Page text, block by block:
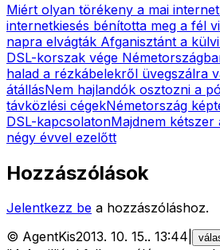
Miért olyan törékeny a mai
internetkiesés bénította meg a fél
napra elvágták Afganisztánt a
DSL-korszak vége
halad a rézkábelekről üvegszálra
átállásNem hajlandók osztozni a
távközlési cégekNémetország
DSL-kapcsolatonMajdnem
négy évvel ezelőtt
Hozzászólások
Jelentkezz be a hozzászóláshoz.
© AgentKis2013. 10. 15.. 13:44